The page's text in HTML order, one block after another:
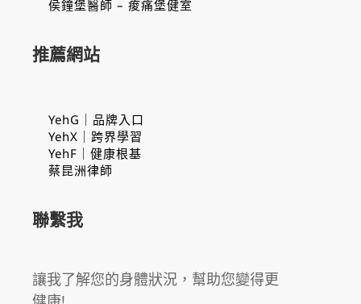
侯鐘堡醫師 – 痠痛堡健室
推薦網站
YehG｜品牌入口
YehX｜跨界學習
YehF｜健康根基
蔡昆洲律師
聯繫我
讓我了解您的身體狀況，幫助您變得更